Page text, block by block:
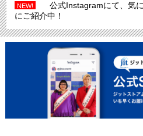
NEW!
公式Instagramにて、気
にご紹介中！